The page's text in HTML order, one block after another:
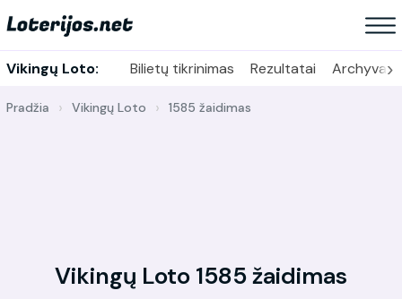
Vikingų Loto: Bilietų tikrinimas Rezultatai Archyvas
›
Pradžia Vikingų Loto 1585 žaidimas
Vikingų Loto 1585 žaidimas